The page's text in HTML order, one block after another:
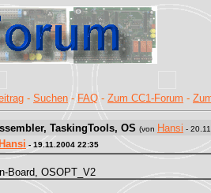
- Suchen - FAQ - Zum CC1-Forum -
TaskingTools, OS (von Hansi -
Hansi - 19.11.2004 22:35
Board, OSOPT_V2